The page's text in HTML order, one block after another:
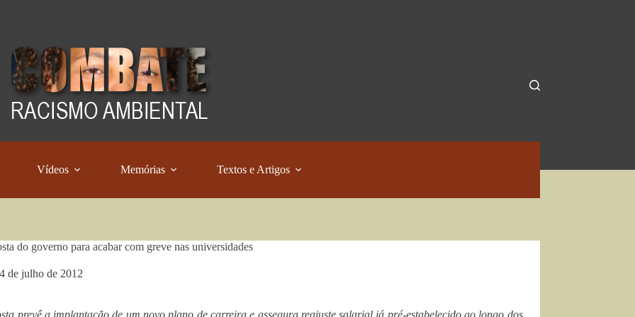
Vídeos Memórias Textos e Artigos
do governo para acabar com greve nas universidades
de julho de 2012
prevê a implantação de um novo plano de carreira e assegura reajuste salarial já pré-estabelecido ao longo dos